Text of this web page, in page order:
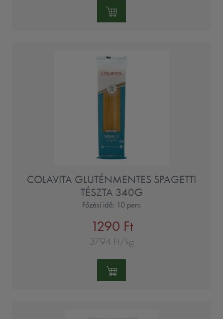
Mennyiség:
COLAVITA GLUTÉNMENTES SPAGETTI
TÉSZTA 340G
Főzési idő: 10 perc
1290 Ft
3794 Ft/kg
Mennyiség: